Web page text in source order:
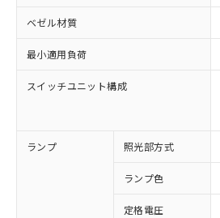
ベゼル材質
最小適用負荷
スイッチユニット構成
ランプ 照光部方式
ランプ色
定格電圧